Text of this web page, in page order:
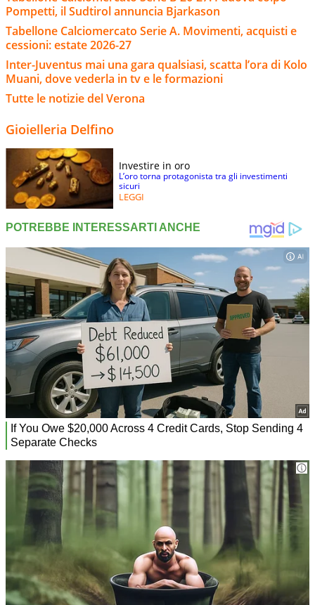
Pompetti, il Sudtirol annuncia Bjarkason
Tabellone Calciomercato Serie A. Movimenti, acquisti e
cessioni: estate 2026-27
Inter-Juventus mai una gara qualsiasi, scatta l’ora di Kolo
Muani, dove vederla in tv e le formazioni
Tutte le notizie del Verona
Gioielleria Delfino
Investire in oro
L’oro torna protagonista tra gli investimenti
sicuri
LEGGI